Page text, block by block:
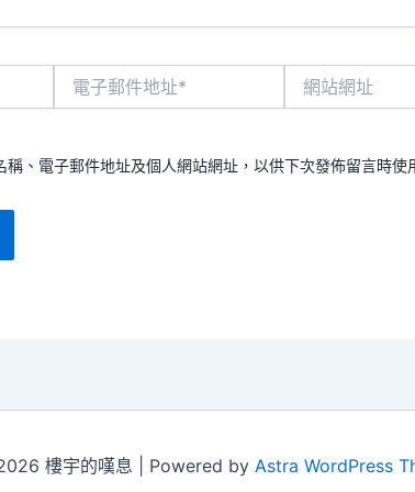
地
稱、電子郵件地址及個人網站網址，以供下次發佈留言時使
樓宇的嘆息 | Powered by Astra WordPress